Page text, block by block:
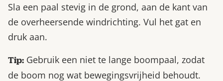
Sla een paal stevig in de grond, aan de kant van
de overheersende windrichting. Vul het gat en
druk aan.
Tip: Gebruik een niet te lange boompaal, zodat
de boom nog wat bewegingsvrijheid behoudt.